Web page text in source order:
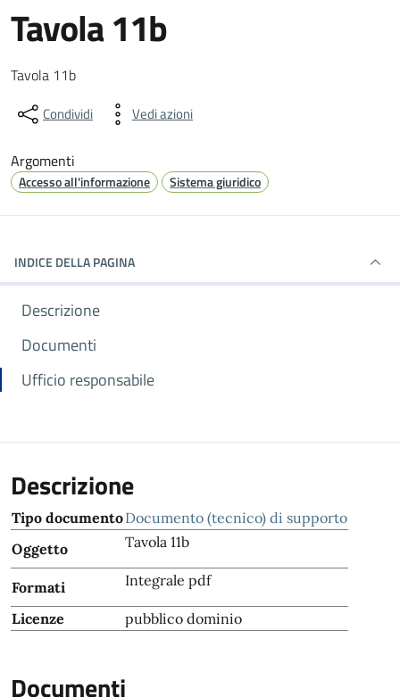
Tavola 11b
Dettagli del documento
Tavola 11b
Condividi Vedi azioni
Argomenti
Accesso all'informazione Sistema giuridico
INDICE DELLA PAGINA
Descrizione
Documenti
Ufficio responsabile
Descrizione
Tipo documentoDocumento (tecnico) di supporto
Oggetto
Tavola 11b
Formati Integrale pdf
Licenze pubblico dominio
Documenti